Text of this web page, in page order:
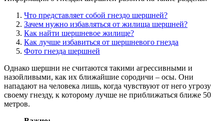
Что представляет собой гнездо шершней?
Зачем нужно избавляться от жилища шершней?
Как найти шершневое жилище?
Как лучше избавиться от шершневого гнезда
Фото гнезда шершней
Однако шершни не считаются такими агрессивными и
назойливыми, как их ближайшие сородичи – осы. Они
нападают на человека лишь, когда чувствуют от него угрозу
своему гнезду, к которому лучше не приближаться ближе 50
метров.